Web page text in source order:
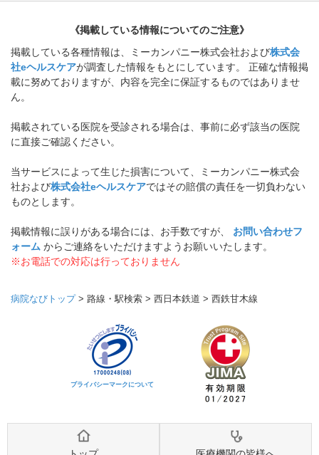
《掲載している情報についてのご注意》
掲載している各種情報は、ミーカンパニー株式会社および株式会
社eヘルスケアが調査した情報をもとにしています。 正確な情報掲
載に努めておりますが、内容を完全に保証するものではありませ
ん。
掲載されている医院を受診される場合は、事前に必ず該当の医院
に直接ご確認ください。
当サービスによって生じた損害について、ミーカンパニー株式会
社および株式会社eヘルスケアではその賠償の責任を一切負わない
ものとします。
掲載情報に誤りがある場合には、お手数ですが、 お問い合わせフ
ォーム からご連絡をいただけますようお願いいたします。
※お電話での対応は行っておりません
病院なびトップ> 路線・駅検索 > 西日本鉄道 > 西鉄甘木線
プライバシーマークについて